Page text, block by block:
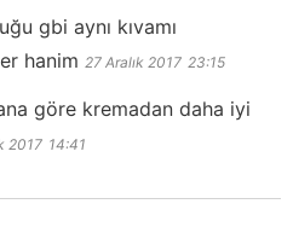
gbi aynı kıvamı
hanim 27 Aralık 2017 23:15
göre kremadan daha iyi
2017 14:41